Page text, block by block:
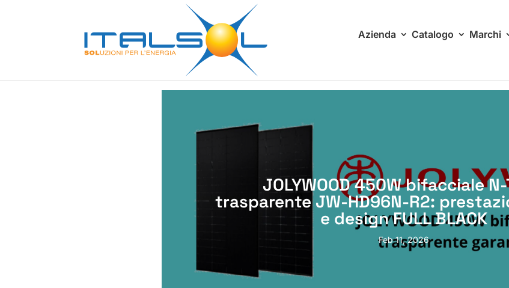
Azienda Catalogo Marchi
JOLYWOOD 450W bifacciale
trasparente JW-HD96N-R2:
e design FULL BLACK
Feb 11, 2026